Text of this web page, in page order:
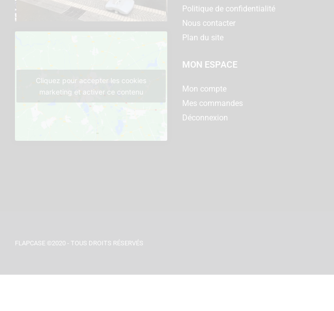
Cliquez pour accepter les cookies
marketing et activer ce contenu
Politique de confidentialité
Nous contacter
Plan du site
MON ESPACE
Mon compte
Mes commandes
Déconnexion
FLAPCASE ©2020 - TOUS DROITS RÉSERVÉS